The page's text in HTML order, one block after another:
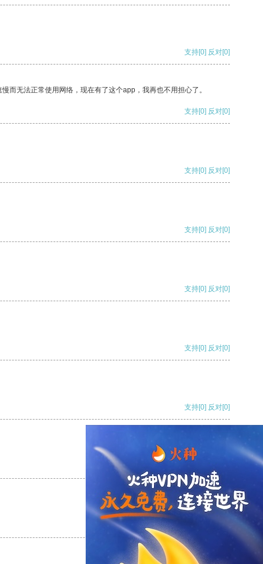
支持[0] 反对[0]
而无法正常使用网络，现在有了这个app，我再也不用担心了。
支持[0] 反对[0]
支持[0] 反对[0]
支持[0] 反对[0]
支持[0] 反对[0]
支持[0] 反对[0]
支持[0] 反对[0]
反对